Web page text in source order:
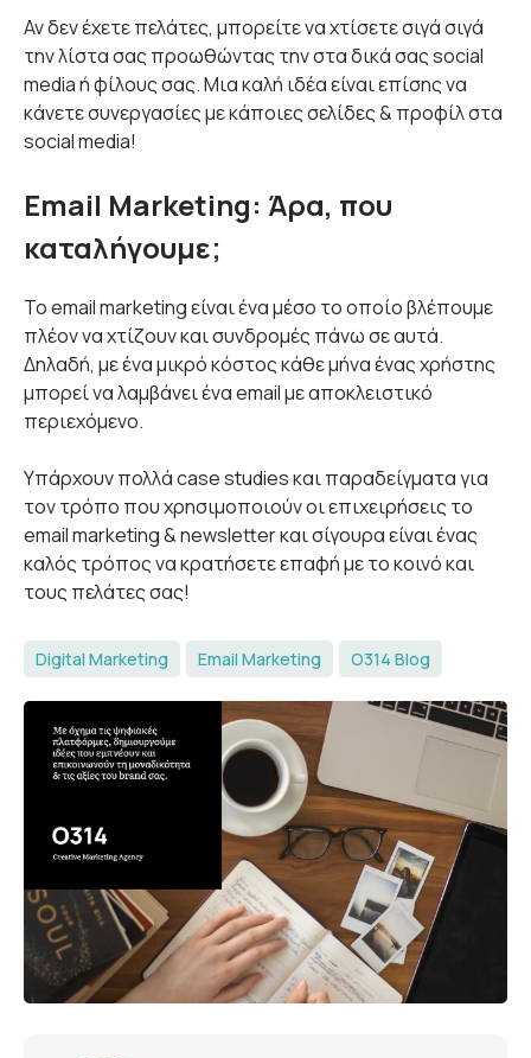
Αν δεν έχετε πελάτες, μπορείτε να χτίσετε σιγά σιγά
την λίστα σας προωθώντας την στα δικά σας social
media ή φίλους σας. Μια καλή ιδέα είναι επίσης να
κάνετε συνεργασίες με κάποιες σελίδες & προφίλ στα
social media!
Email Marketing: Άρα, που
καταλήγουμε;
Το email marketing είναι ένα μέσο το οποίο βλέπουμε
πλέον να χτίζουν και συνδρομές πάνω σε αυτά.
Δηλαδή, με ένα μικρό κόστος κάθε μήνα ένας χρήστης
μπορεί να λαμβάνει ένα email με αποκλειστικό
περιεχόμενο.
Υπάρχουν πολλά case studies και παραδείγματα για
τον τρόπο που χρησιμοποιούν οι επιχειρήσεις το
email marketing & newsletter και σίγουρα είναι ένας
καλός τρόπος να κρατήσετε επαφή με το κοινό και
τους πελάτες σας!
Digital Marketing Email Marketing O314 Blog